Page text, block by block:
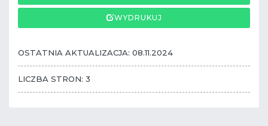
WYDRUKUJ
OSTATNIA AKTUALIZACJA: 08.11.2024
LICZBA STRON: 3